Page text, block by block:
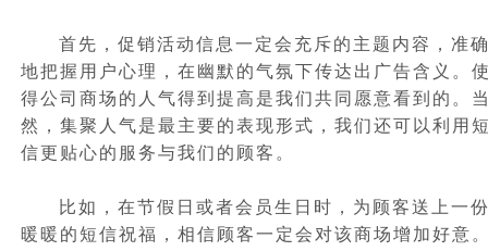
关于我们
首先，促销活动信息一定会充斥的主题内容，准
地把握用户心理，在幽默的气氛下传达出广告含义。
得公司商场的人气得到提高是我们共同愿意看到的。
然，集聚人气是最主要的表现形式，我们还可以利用
信更贴心的服务与我们的顾客。
比如，在节假日或者会员生日时，为顾客送上一
暖暖的短信祝福，相信顾客一定会对该商场增加好意